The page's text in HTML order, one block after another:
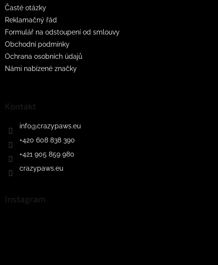
Časté otázky
Reklamačný řád
Formulář na odstoupení od smlouvy
Obchodní podmínky
Ochrana osobních údajů
Námi nabízené značky
Kontakt
info@crazypaws.eu
+420 608 838 390
+421 905 859 980
crazypaws.eu
Instagram